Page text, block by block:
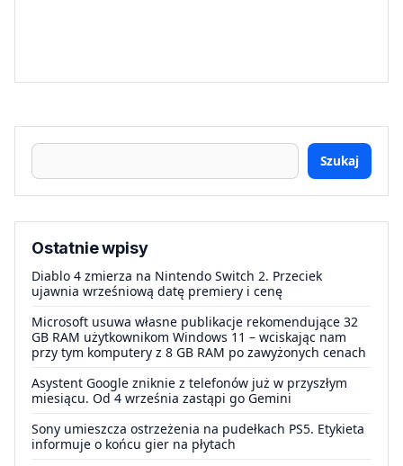
Szukaj
Ostatnie wpisy
Diablo 4 zmierza na Nintendo Switch 2. Przeciek
ujawnia wrześniową datę premiery i cenę
Microsoft usuwa własne publikacje rekomendujące 32
GB RAM użytkownikom Windows 11 – wciskając nam
przy tym komputery z 8 GB RAM po zawyżonych cenach
Asystent Google zniknie z telefonów już w przyszłym
miesiącu. Od 4 września zastąpi go Gemini
Sony umieszcza ostrzeżenia na pudełkach PS5. Etykieta
informuje o końcu gier na płytach